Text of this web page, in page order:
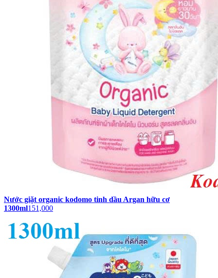
Nước giặt organic kodomo tinh dầu Argan hữu cơ
1300ml151,000